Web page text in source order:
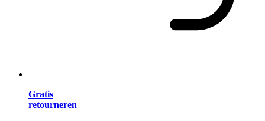
Gratis
retourneren